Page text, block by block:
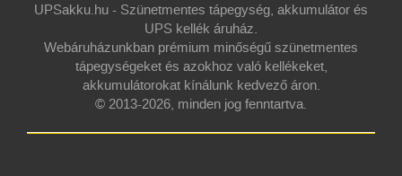
UPSakku.hu - Szünetmentes tápegység, akkumulátor és
UPS kellék áruház.
Webáruházunkban prémium minőségű szünetmentes
tápegységeket és azokhoz való kellékeket,
akkumulátorokat kínálunk kedvező áron.
© 2013-2026, minden jog fenntartva.